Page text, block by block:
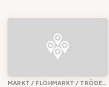
MARKT / FLOHMARKT / TRÖDELMARKT